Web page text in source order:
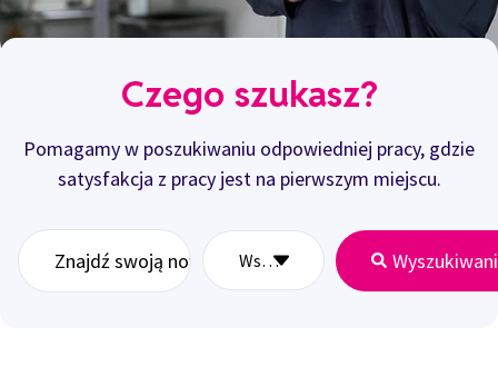
Czego szukasz?
Pomagamy w poszukiwaniu odpowiedniej pracy, gdzie
satysfakcja z pracy jest na pierwszym miejscu.